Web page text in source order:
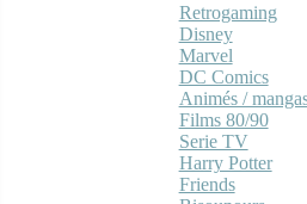
Retrogaming
Disney
Marvel
DC Comics
Animés /
Films 80/90
Serie TV
Harry Potter
Friends